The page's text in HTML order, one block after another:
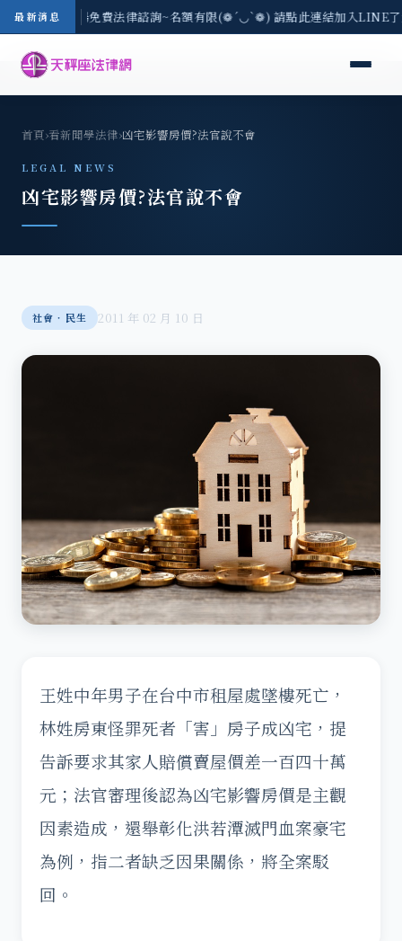
最新消息
-8/3(一) 現場免費法律諮詢~名額有限(❁´◡`❁) 請點此連結加入LINE
首頁›看新聞學法律›凶宅影響房價?法官說不會
LEGAL NEWS
凶宅影響房價?法官說不會
社會‧民生 2011 年 02 月 10 日
王姓中年男子在台中市租屋處墜樓死亡，
林姓房東怪罪死者「害」房子成凶宅，提
告訴要求其家人賠償賣屋價差一百四十萬
元；法官審理後認為凶宅影響房價是主觀
因素造成，還舉彰化洪若潭滅門血案豪宅
為例，指二者缺乏因果關係，將全案駁
回。